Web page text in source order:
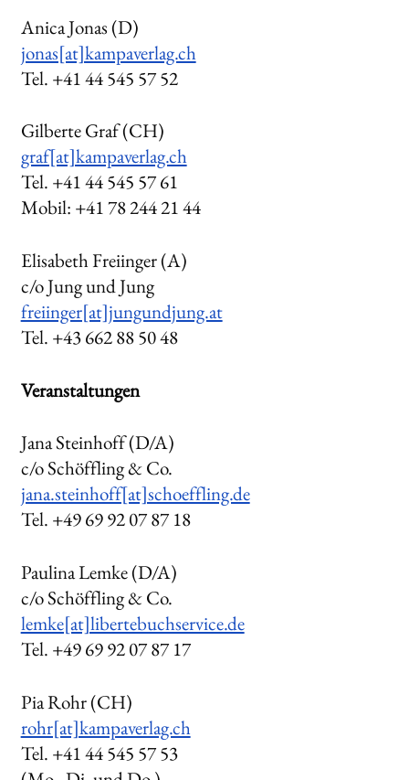
Anica Jonas (D)
jonas[at]kampaverlag.ch
Tel. +41 44 545 57 52
Gilberte Graf (CH)
graf[at]kampaverlag.ch
Tel. +41 44 545 57 61
Mobil: +41 78 244 21 44
Elisabeth Freiinger (A)
c/o Jung und Jung
freiinger[at]jungundjung.at
Tel. +43 662 88 50 48
Veranstaltungen
Jana Steinhoff (D/A)
c/o Schöffling & Co.
jana.steinhoff[at]schoeffling.de
Tel. +49 69 92 07 87 18
Paulina Lemke(D/A)
c/o Schöffling & Co.
lemke[at]libertebuchservice.de
Tel. +49 6992 07 87 17
Pia Rohr (CH)
rohr[at]kampaverlag.ch
Tel. +41 44 545 57 53